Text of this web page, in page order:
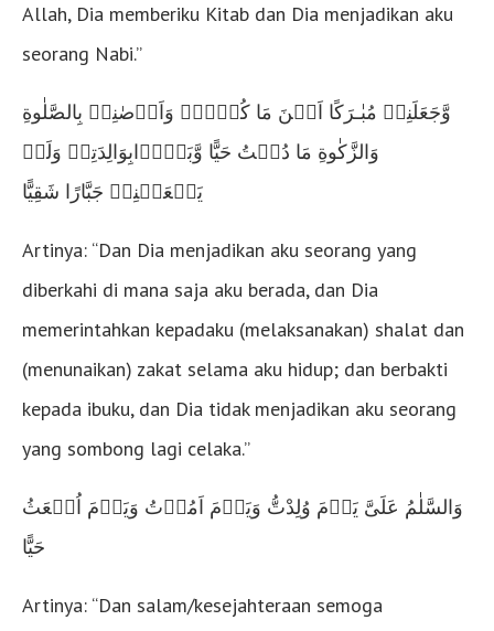
Allah, Dia memberiku Kitab dan Dia menjadikan aku
seorang Nabi.”
وَّجَعَلَنِىۡ مُبٰـرَكًا اَيۡنَ مَا كُنۡتُۖ وَاَوۡصٰنِىۡ بِالصَّلٰوةِ
وَالزَّكٰوةِ مَا دُمۡتُ حَيًّا وَّبَرًّۢابِوَالِدَتِىۡ وَلَمۡ
يَجۡعَلۡنِىۡ جَبَّارًا شَقِيًّا
Artinya: “Dan Dia menjadikan aku seorang yang
diberkahi di mana saja aku berada, dan Dia
memerintahkan kepadaku (melaksanakan) shalat dan
(menunaikan) zakat selama aku hidup; dan berbakti
kepada ibuku, dan Dia tidak menjadikan aku seorang
yang sombong lagi celaka.”
وَالسَّلٰمُ عَلَىَّ يَوۡمَ وُلِدْتُّ وَيَوۡمَ اَمُوۡتُ وَيَوۡمَ اُبۡعَثُ
حَيًّا‏
Artinya: “Dan salam/kesejahteraan semoga